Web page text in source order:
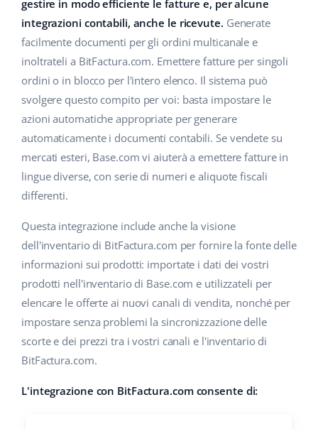
Gestione Spedizioni
Workflow Automation
Base Connect
AI per l'e-commerce
Casa e giardino
Prodotti per bambini
Elettronica
Automotive
Food&Grocery
Salute e bellezza
Moda
Centro Assistenza
Academy
Servizi
Audit dell'account
Altro
Calcolatore dei vantaggi
Collaborazione e partner
Contatto
english (GB)
english (IN)
čeština
deutsch
Ελληνικά
español (MX)
Italiano
polski
gestire in modo efficiente le fatture e, per alcune
integrazioni contabili, anche le ricevute. Generate
facilmente documenti per gli ordini multicanale e
inoltrateli a BitFactura.com. Emettere fatture per singoli
ordini o in blocco per l'intero elenco. Il sistema può
svolgere questo compito per voi: basta impostare le
azioni automatiche appropriate per generare
automaticamente i documenti contabili. Se vendete su
mercati esteri, Base.com vi aiuterà a emettere fatture in
lingue diverse, con serie di numeri e aliquote fiscali
differenti.
Questa integrazione include anche la visione
dell'inventario di BitFactura.com per fornire la fonte delle
informazioni sui prodotti: importate i dati dei vostri
prodotti nell'inventario di Base.com e utilizzateli per
elencare le offerte ai nuovi canali di vendita, nonché per
impostare senza problemi la sincronizzazione delle
scorte e dei prezzi tra i vostri canali e l'inventario di
BitFactura.com.
L'integrazione con BitFactura.com consente di: